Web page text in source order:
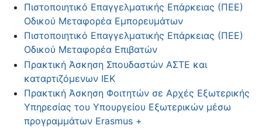
Πιστοποιητικό Επαγγελματικής Επάρκειας (ΠΕΕ)
Οδικού Μεταφορέα Εμπορευμάτων
Πιστοποιητικό Επαγγελματικής Επάρκειας (ΠΕΕ)
Οδικού Μεταφορέα Επιβατών
Πρακτική Άσκηση Σπουδαστών ΑΣΤΕ και
καταρτιζόμενων ΙΕΚ
Πρακτική Άσκηση Φοιτητών σε Αρχές Εξωτερικής
Υπηρεσίας του Υπουργείου Εξωτερικών μέσω
προγραμμάτων Erasmus +